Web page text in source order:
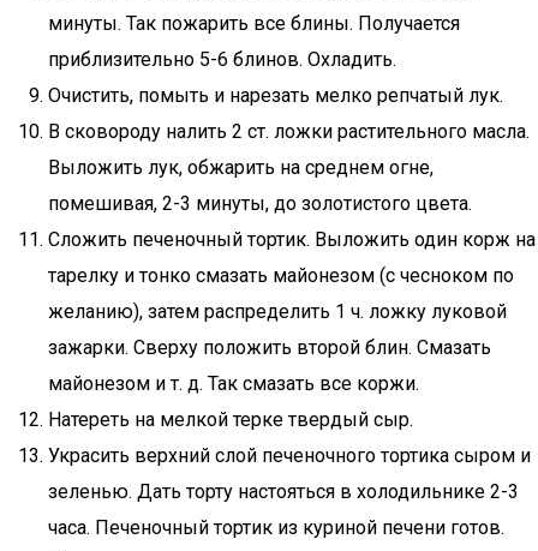
минуты. Так пожарить все блины. Получается
приблизительно 5-6 блинов. Охладить.
Очистить, помыть и нарезать мелко репчатый лук.
В сковороду налить 2 ст. ложки растительного масла.
Выложить лук, обжарить на среднем огне,
помешивая, 2-3 минуты, до золотистого цвета.
Сложить печеночный тортик. Выложить один корж на
тарелку и тонко смазать майонезом (с чесноком по
желанию), затем распределить 1 ч. ложку луковой
зажарки. Сверху положить второй блин. Смазать
майонезом и т. д. Так смазать все коржи.
Натереть на мелкой терке твердый сыр.
Украсить верхний слой печеночного тортика сыром и
зеленью. Дать торту настояться в холодильнике 2-3
часа. Печеночный тортик из куриной печени готов.